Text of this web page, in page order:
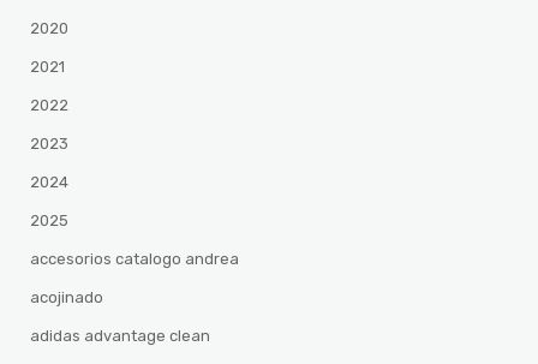
2020
2021
2022
2023
2024
2025
accesorios catalogo andrea
acojinado
adidas advantage clean